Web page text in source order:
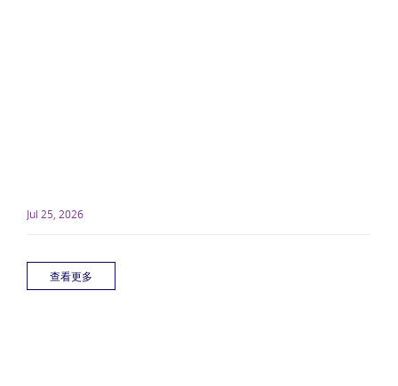
Jul 25, 2026
查看更多